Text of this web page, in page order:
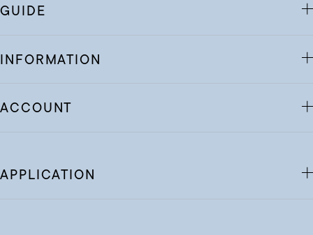
GUIDE
INFORMATION
ACCOUNT
APPLICATION